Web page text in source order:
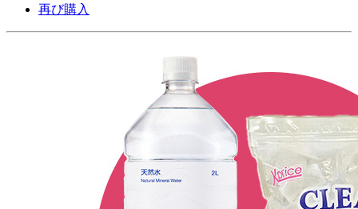
再び購入